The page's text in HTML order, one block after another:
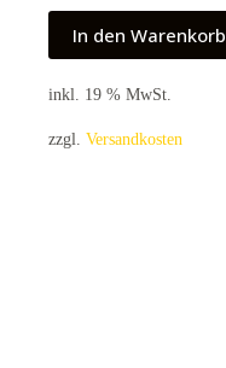
In den Warenkorb
inkl. 19 % MwSt.
zzgl. Versandkosten